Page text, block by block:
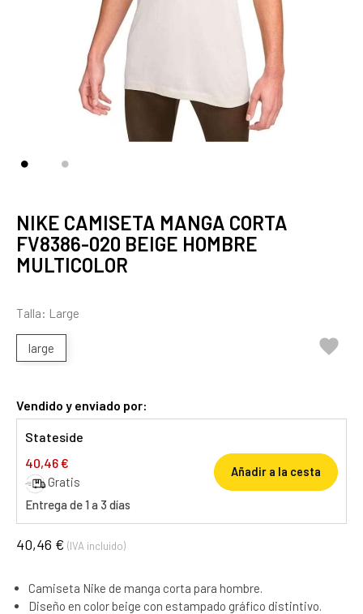
NIKE CAMISETA MANGA CORTA
FV8386-020 BEIGE HOMBRE
MULTICOLOR
Talla: Large
large 
Vendido y enviado por:
Stateside
40,46 €
Gratis
Entrega de 1 a 3 días
Añadir a la cesta
40,46 € (IVA incluido)
Camiseta Nike de manga corta para hombre.
Diseño en color beige con estampado gráfico distintivo.